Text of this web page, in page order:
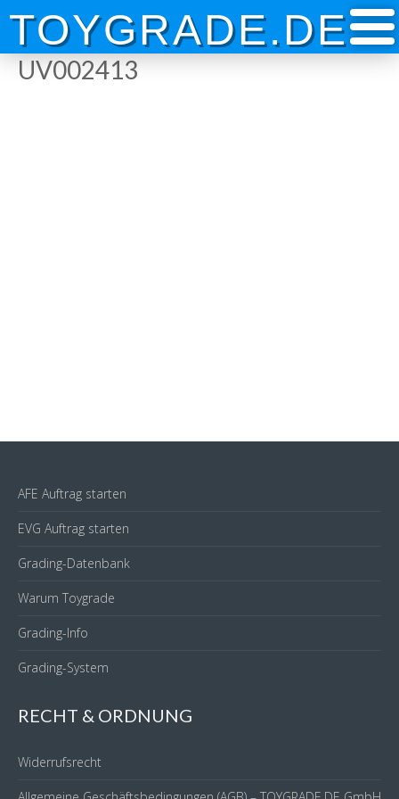
Skip
content
TOYGRADE.DE
UV002413
AFE Auftrag starten
EVG Auftrag starten
Grading-Datenbank
Warum Toygrade
Grading-Info
Grading-System
RECHT & ORDNUNG
Widerrufsrecht